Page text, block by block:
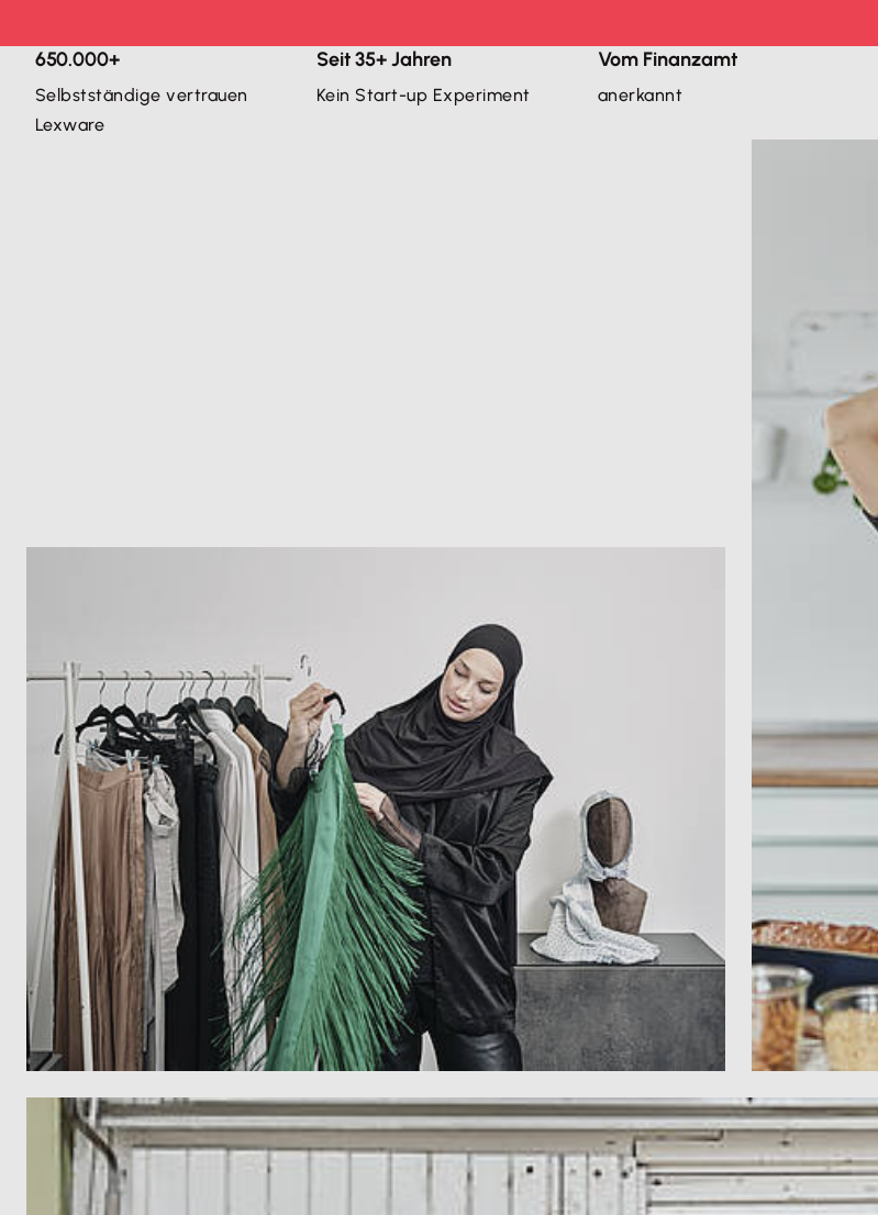
650.000+
Selbstständige vertrauen
Lexware
Seit 35+ Jahren
Kein Start-up Experiment
Vom Finanzamt
anerkannt